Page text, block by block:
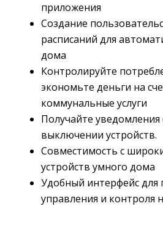
приложения
Создание
расписаний для
дома
Контролируйте
экономьте деньги на
коммунальные услуги
Получайте
выключении устройств.
Совместимость с
устройств умного дома
Удобный интерфейс для
управления и контроля